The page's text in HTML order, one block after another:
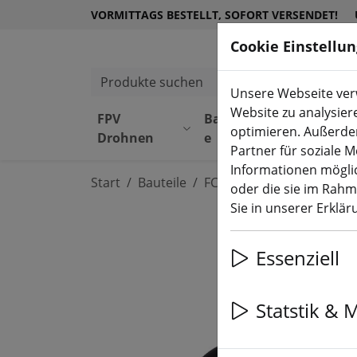
VORMITTAGS BESTELLT, SOFORT VERSENDET!
Produkte suchen
FPV
Drohnen
Bauteil
e
Equipmen
t
Start Bauteile FC, ESC, AIO & Stacks
Cookie
Unsere Webseite
Website zu
optimieren.
Partner für soziale
Informationen
oder die sie im
Sie in unserer
Essenziell
Statstik &